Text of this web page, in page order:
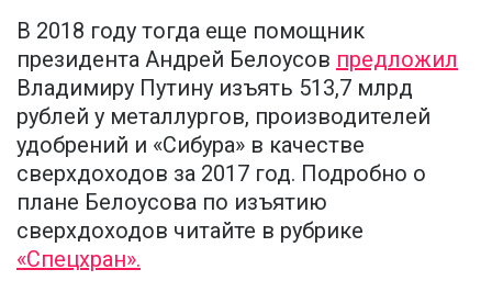
В 2018 году тогда еще помощник
президента Андрей Белоусов предложил
Владимиру Путину изъять 513,7 млрд
рублей у металлургов, производителей
удобрений и «Сибура» в качестве
сверхдоходов за 2017 год. Подробно о
плане Белоусова по изъятию
сверхдоходов читайте в рубрике
«Спецхран».